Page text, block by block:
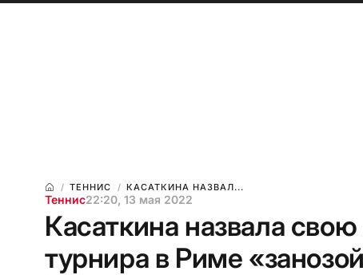
ТЕННИС КАСАТКИНА НАЗВАЛ...
Теннис22:20, 13 мая 2022
Касаткина назвала
турнира в Риме